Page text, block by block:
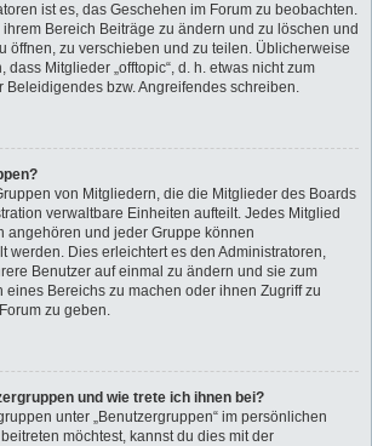
ist es, das Geschehen im Forum zu beobachten.
Bereich Beiträge zu ändern und zu löschen und
öffnen, zu verschieben und zu teilen. Üblicherweise
Mitglieder „offtopic“, d. h. etwas nicht zum
Beleidigendes bzw. Angreifendes schreiben.
von Mitgliedern, die die Mitglieder des Boards
verwaltbare Einheiten aufteilt. Jedes Mitglied
angehören und jeder Gruppe können
werden. Dies erleichtert es den Administratoren,
Benutzer auf einmal zu ändern und sie zum
eines Bereichs zu machen oder ihnen Zugriff zu
zu geben.
und wie trete ich ihnen bei?
unter „Benutzergruppen“ im persönlichen
möchtest, kannst du dies mit der